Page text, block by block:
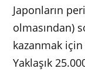
Japonların
olmasından)
kazanmak
Yaklaşık